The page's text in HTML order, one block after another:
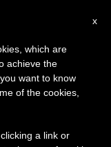
x
which are
achieve the
want to know
of the cookies,
a link or